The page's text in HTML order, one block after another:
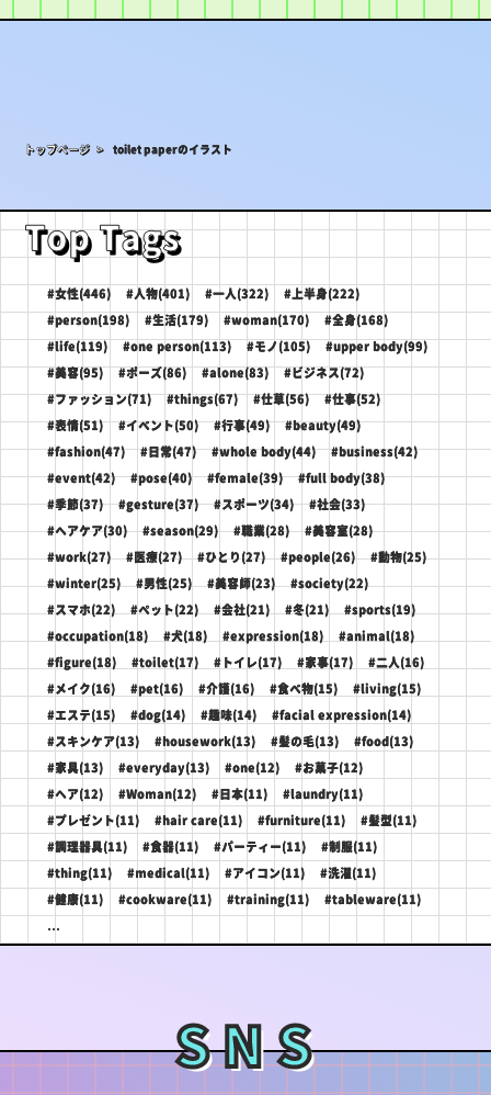
トップページ > toilet paperのイラスト
Top Tags
#女性(446) #人物(401) #一人(322) #上半身(222)
#person(198) #生活(179) #woman(170) #全身(168)
#life(119) #one person(113) #モノ(105) #upper body(99)
#美容(95) #ポーズ(86) #alone(83) #ビジネス(72)
#ファッション(71) #things(67) #仕草(56) #仕事(52)
#表情(51) #イベント(50) #行事(49) #beauty(49)
#fashion(47) #日常(47) #whole body(44) #business(42)
#event(42) #pose(40) #female(39) #full body(38)
#季節(37) #gesture(37) #スポーツ(34) #社会(33)
#ヘアケア(30) #season(29) #職業(28) #美容室(28)
#work(27) #医療(27) #ひとり(27) #people(26) #動物(25)
#winter(25) #男性(25) #美容師(23) #society(22)
#スマホ(22) #ペット(22) #会社(21) #冬(21) #sports(19)
#occupation(18) #犬(18) #expression(18) #animal(18)
#figure(18) #toilet(17) #トイレ(17) #家事(17) #二人(16)
#メイク(16) #pet(16) #介護(16) #食べ物(15) #living(15)
#エステ(15) #dog(14) #趣味(14) #facial expression(14)
#スキンケア(13) #housework(13) #髪の毛(13) #food(13)
#家具(13) #everyday(13) #one(12) #お菓子(12)
#ヘア(12) #Woman(12) #日本(11) #laundry(11)
#プレゼント(11) #hair care(11) #furniture(11) #髪型(11)
#調理器具(11) #食器(11) #パーティー(11) #制服(11)
#thing(11) #medical(11) #アイコン(11) #洗濯(11)
#健康(11) #cookware(11) #training(11) #tableware(11)
...
SNS